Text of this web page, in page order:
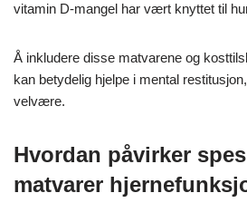
vitamin D-mangel har vært knyttet til
Å inkludere disse matvarene og
kan betydelig hjelpe i mental
velvære.
Hvordan påvirker
matvarer